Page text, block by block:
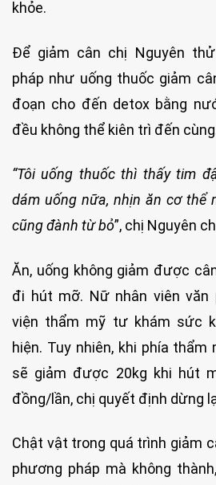
khỏe.
Để giảm cân chị Nguyên
pháp như uống thuốc giảm
đoạn cho đến detox bằng
đều không thể kiên trì đến
“Tôi uống thuốc thì thấy tim
dám uống nữa, nhịn ăn cơ thể
cũng đành từ bỏ”, chị Nguyên
Ăn, uống không giảm được
đi hút mỡ. Nữ nhân viên văn
viện thẩm mỹ tư khám sức
hiện. Tuy nhiên, khi phía
sẽ giảm được 20kg khi hút
đồng/lần, chị quyết định dừng
Chật vật trong quá trình giảm
phương pháp mà không